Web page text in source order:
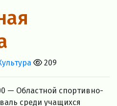
209
— Областной спортивно-
среди учащихся